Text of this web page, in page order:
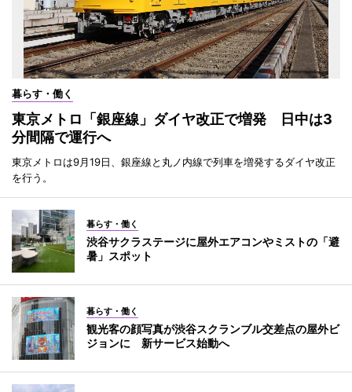
暮らす・働く
東京メトロ「銀座線」ダイヤ改正で増発 日中は3
分間隔で運行へ
東京メトロは9月19日、銀座線と丸ノ内線で列車を増発するダイヤ改正
を行う。
暮らす・働く
渋谷サクラステージに屋外エアコンやミストの「避
暑」スポット
暮らす・働く
観光客の顔写真が渋谷スクランブル交差点の屋外ビ
ジョンに 新サービス始動へ